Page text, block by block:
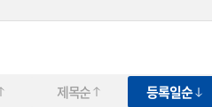
제목순 등록일순